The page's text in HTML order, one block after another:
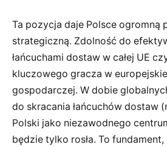
Ta pozycja daje Polsce ogromną
strategiczną. Zdolność do
łańcuchami dostaw w całej UE
kluczowego gracza w
gospodarczej. W dobie
do skracania łańcuchów dostaw
Polski jako niezawodnego
będzie tylko rosła. To